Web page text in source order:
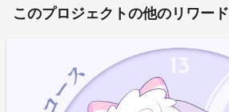
このプロジェクトの他のリワード